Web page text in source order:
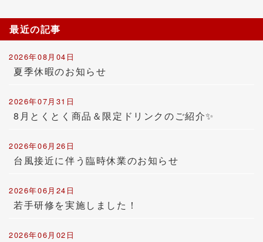
最近の記事
2026年08月04日
夏季休暇のお知らせ
2026年07月31日
8月とくとく商品＆限定ドリンクのご紹介✨
2026年06月26日
台風接近に伴う臨時休業のお知らせ
2026年06月24日
若手研修を実施しました！
2026年06月02日